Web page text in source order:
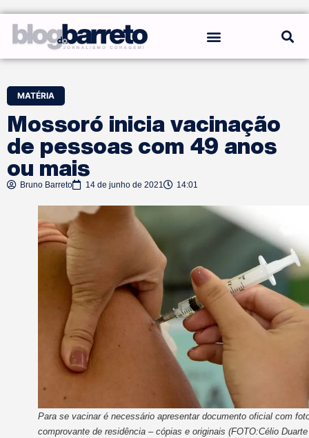
MATÉRIA
Mossoró inicia vacinação
de pessoas com 49 anos
ou mais
Bruno Barreto 14 de junho de 2021 14:01
Para se vacinar é necessário apresentar documento oficial com
comprovante de residência – cópias e originais (FOTO:Célio